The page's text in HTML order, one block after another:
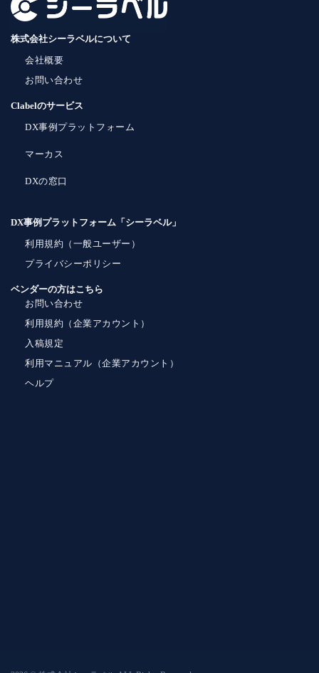
株式会社シーラベルについて
会社概要
お問い合わせ
Clabelのサービス
DX事例プラットフォーム
マーカス
DXの窓口
DX事例プラットフォーム「シーラベル」
利用規約（一般ユーザー）
プライバシーポリシー
ベンダーの方はこちら
お問い合わせ
利用規約（企業アカウント）
入稿規定
利用マニュアル（企業アカウント）
ヘルプ